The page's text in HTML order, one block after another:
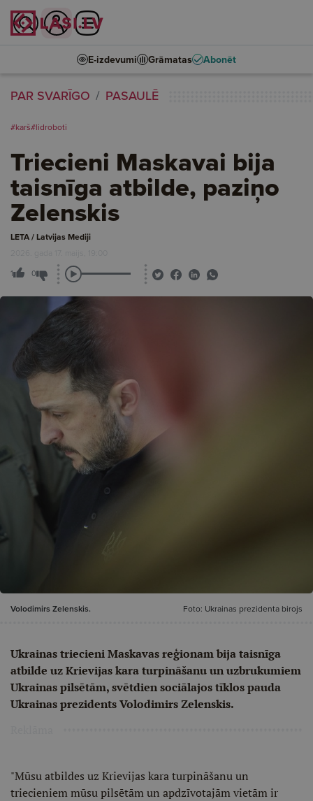
E-izdevumi Grāmatas Abonēt
PAR SVARĪGO PASAULĒ
#karš#lidroboti
Triecieni Maskavai bija
taisnīga atbilde, paziņo
Zelenskis
LETA / Latvijas Mediji
2026. gada 17. maijs, 19:00
1 0
Volodimirs Zelenskis. Foto: Ukrainas prezidenta birojs
Ukrainas triecieni Maskavas reģionam bija taisnīga
atbilde uz Krievijas kara turpināšanu un uzbrukumiem
Ukrainas pilsētām, svētdien sociālajos tīklos pauda
Ukrainas prezidents Volodimirs Zelenskis.
"Mūsu atbildes uz Krievijas kara turpināšanu un
triecieniem mūsu pilsētām un apdzīvotajām vietām ir